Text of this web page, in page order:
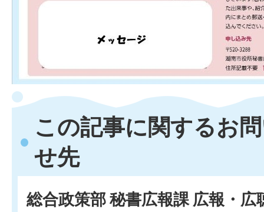
この記事に関するお
せ先
総合政策部 秘書広報課 広報・広